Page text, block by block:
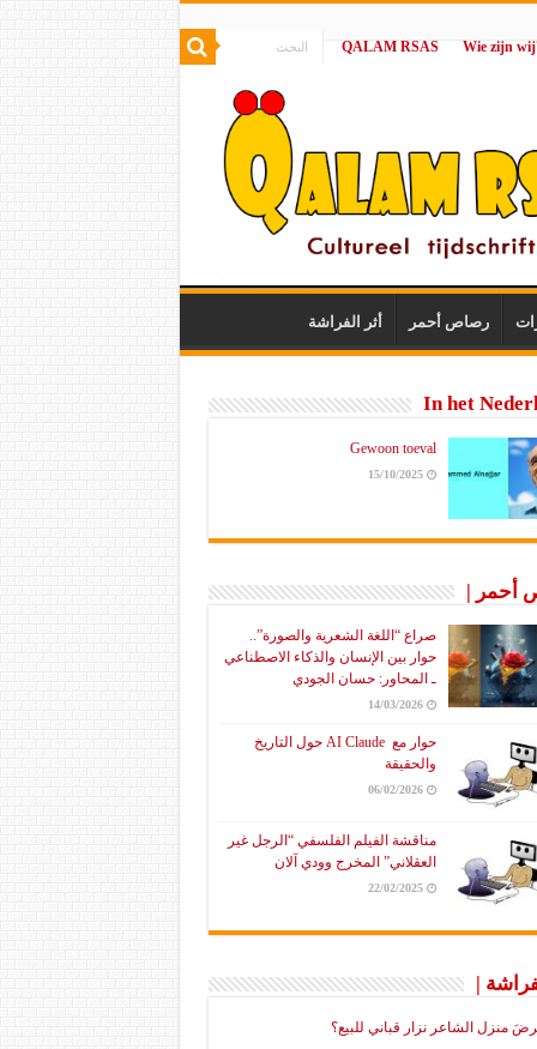
|
QALAM RSAS
رصاص أحمر أثر الفراشة
In het
Gewoon toeval
15/10/2025
أحمر |
صراع “اللغة الشعرية والصورة”..
حوار بين الإنسان والذكاء الاصطناعي
ـ المحاور: حسان الجودي
14/03/2026
حوار مع AI Claude حول التاريخ
والحقيقة
06/02/2026
مناقشة الفيلم الفلسفي “الرجل غير
العقلاني” المخرج وودي آلان
22/02/2025
|
منزل الشاعر نزار قباني للبيع؟